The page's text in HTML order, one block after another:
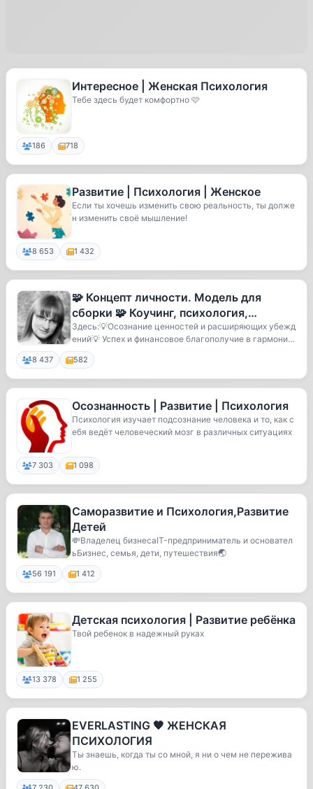
Интересное | Женская Психология
Тебе здесь будет комфортно 🩷
186 718
Развитие | Психология | Женское
Если ты хочешь изменить свою реальность, ты долже
н изменить своё мышление!
8 653 1 432
🧩 Концепт личности. Модель для
сборки 🧩 Коучинг, психология,
развитие 🧩
Здесь:💡Осознание ценностей и расширяющих убежд
ений💡 Успех и финансовое благополучие в гармонии
с ...
8 437 582
Осознанность | Развитие | Психология
Психология изучает подсознание человека и то, как с
ебя ведёт человеческий мозг в различных ситуациях
7 303 1 098
Саморазвитие и Психология,Развитие
Детей
💸Владелец бизнесаIT-предприниматель и основател
ьБизнес, семья, дети, путешествия🌏
56 191 1 412
Детская психология | Развитие ребёнка
Твой ребенок в надежный руках
13 378 1 255
EVERLASTING 🖤 ЖЕНСКАЯ
ПСИХОЛОГИЯ
Ты знаешь, когда ты со мной, я ни о чем не пережива
ю.